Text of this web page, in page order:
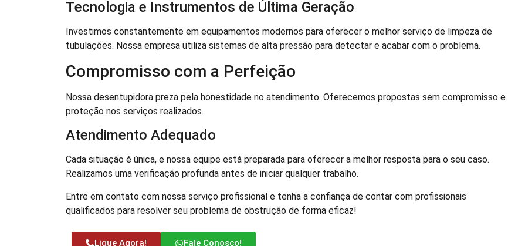
Tecnologia e Instrumentos de Última Geração
Investimos constantemente em equipamentos modernos para oferecer o melhor serviço de limpeza de
tubulações. Nossa empresa utiliza sistemas de alta pressão para detectar e acabar com o problema.
Compromisso com a Perfeição
Nossa desentupidora preza pela honestidade no atendimento. Oferecemos propostas sem compromisso e
proteção nos serviços realizados.
Atendimento Adequado
Cada situação é única, e nossa equipe está preparada para oferecer a melhor resposta para o seu caso.
Realizamos uma verificação profunda antes de iniciar qualquer trabalho.
Entre em contato com nossa serviço profissional e tenha a confiança de contar com profissionais
qualificados para resolver seu problema de obstrução de forma eficaz!
Ligue Agora! Fale Conosco!